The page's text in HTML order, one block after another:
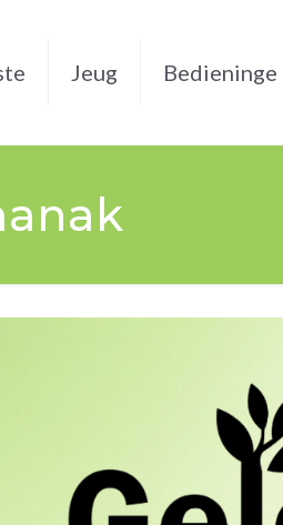
Jeug Bedieninge